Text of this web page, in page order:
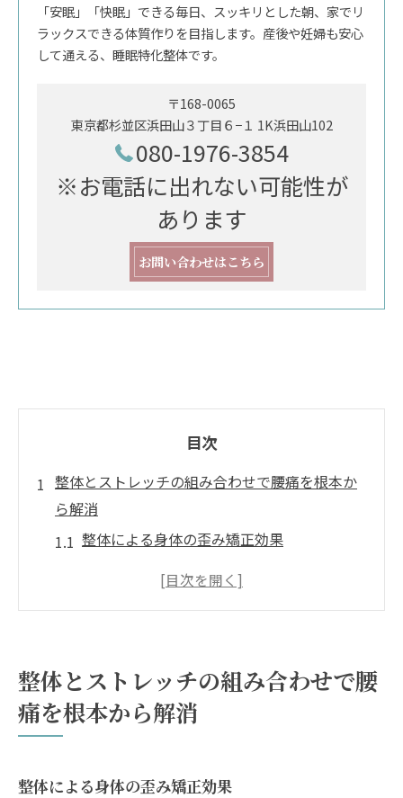
「安眠」「快眠」できる毎日、スッキリとした朝、家でリ
ラックスできる体質作りを目指します。産後や妊婦も安心
して通える、睡眠特化整体です。
〒168-0065
東京都杉並区浜田山３丁目６−１ 1K浜田山102
080-1976-3854
※お電話に出れない可能性が
あります
お問い合わせはこちら
目次
整体とストレッチの組み合わせで腰痛を根本か
ら解消
整体による身体の歪み矯正効果
腰痛改善に役立つストレッチの種類
自宅でできる簡単ストレッチ法
浜田山での腰痛対策：整体の力と自宅ストレッ
浜田山で信頼できる整体院の選び方
整体とストレッチの組み合わせで腰
痛を根本から解消
整体による身体の歪み矯正効果